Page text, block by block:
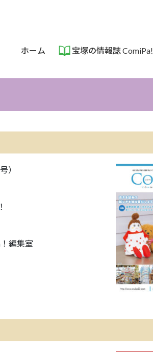
ホーム 宝塚の情報誌 ComiPa!
）
編集室